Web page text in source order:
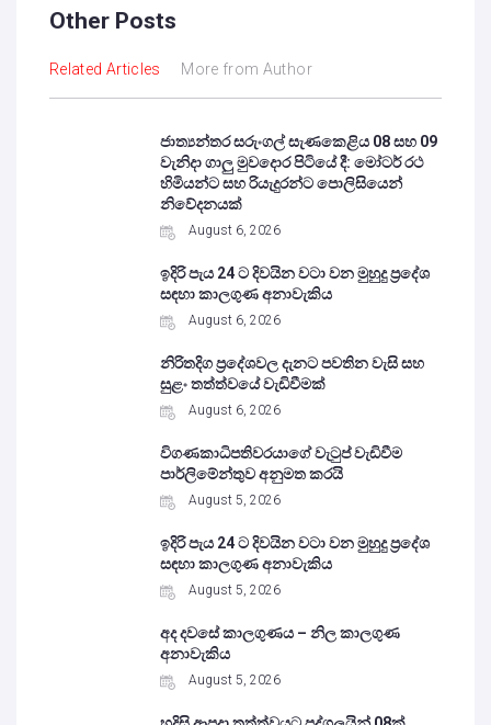
Other Posts
Related Articles More from Author
ජාත්‍යන්තර සරුංගල් සැණකෙළිය 08 සහ 09
වැනිදා ගාලු මුවදොර පිටියේ දී: මෝටර් රථ
හිමියන්ට සහ රියැදුරන්ට පොලිසියෙන්
නිවේදනයක්
August 6, 2026
ඉදිරි පැය 24 ට දිවයින වටා වන මුහුදු ප්‍රදේශ
සඳහා කාලගුණ අනාවැකිය
August 6, 2026
නිරිතදිග ප්‍රදේශවල දැනට පවතින වැසි සහ
සුළං තත්ත්වයේ වැඩිවීමක්
August 6, 2026
විගණකාධිපතිවරයාගේ වැටුප් වැඩිවීම
පාර්ලිමේන්තුව අනුමත කරයි
August 5, 2026
ඉදිරි පැය 24 ට දිවයින වටා වන මුහුදු ප්‍රදේශ
සඳහා කාලගුණ අනාවැකිය
August 5, 2026
අද දවසේ කාලගුණය – නිල කාලගුණ
අනාවැකිය
August 5, 2026